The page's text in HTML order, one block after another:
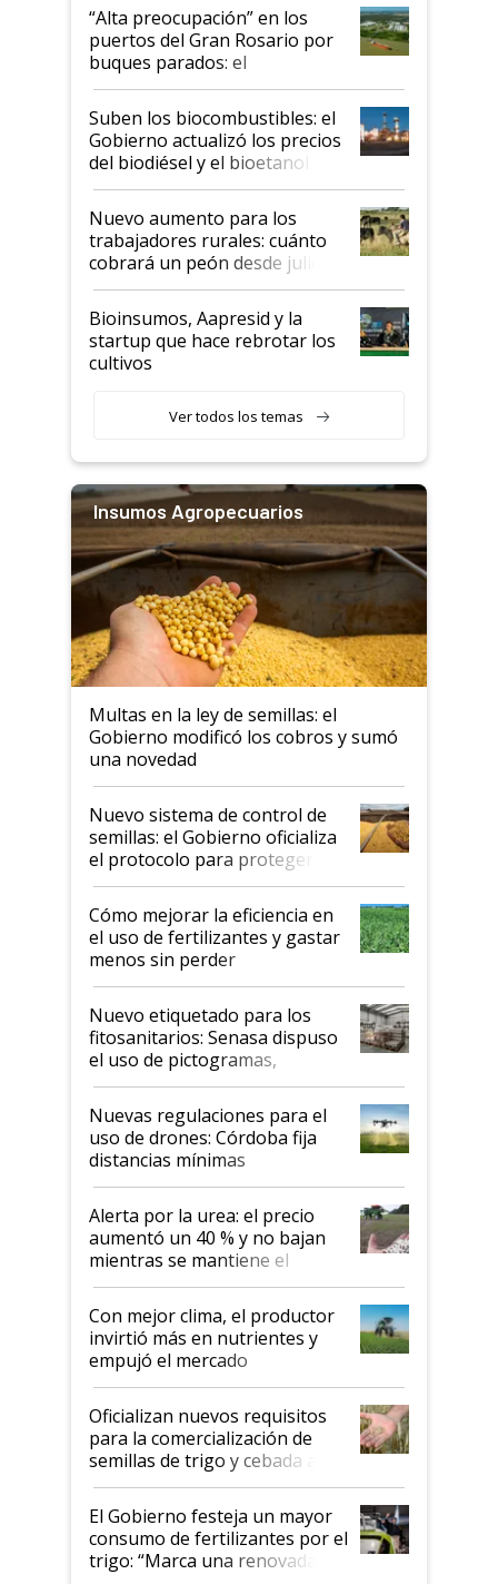
“Alta preocupación” en los
puertos del Gran Rosario por
buques parados: el
funcionamiento de las
exportadoras en tensión tras
la medida de fuerza de los
prácticos
Suben los biocombustibles: el
Gobierno actualizó los precios
del biodiésel y el bioetanol
Nuevo aumento para los
trabajadores rurales: cuánto
cobrará un peón desde julio
Bioinsumos, Aapresid y la
startup que hace rebrotar los
cultivos
Ver todos los temas
Insumos Agropecuarios
Multas en la ley de semillas: el
Gobierno modificó los cobros y sumó
una novedad
Nuevo sistema de control de
semillas: el Gobierno oficializa
el protocolo para proteger la
propiedad intelectual
Cómo mejorar la eficiencia en
el uso de fertilizantes y gastar
menos sin perder
productividad en la campaña
fina
Nuevo etiquetado para los
fitosanitarios: Senasa dispuso
el uso de pictogramas,
palabras de advertencia e
indicaciones
Nuevas regulaciones para el
uso de drones: Córdoba fija
distancias mínimas
Alerta por la urea: el precio
aumentó un 40 % y no bajan
mientras se mantiene el
conflicto en Medio Oriente
Con mejor clima, el productor
invirtió más en nutrientes y
empujó el mercado
Oficializan nuevos requisitos
para la comercialización de
semillas de trigo y cebada a
granel
El Gobierno festeja un mayor
consumo de fertilizantes por el
trigo: “Marca una renovada